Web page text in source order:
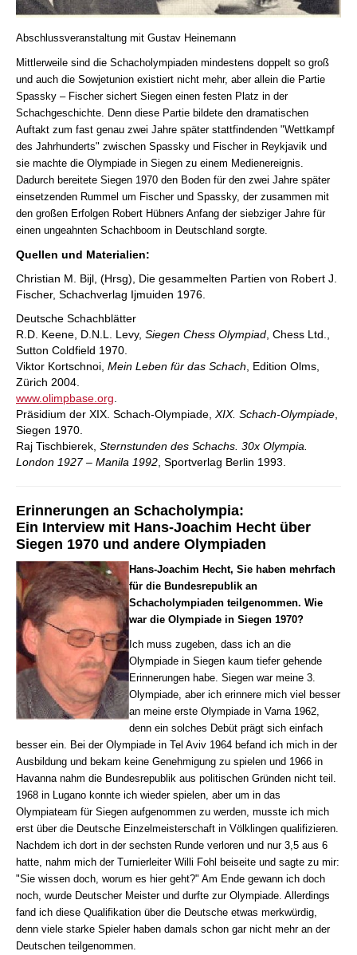
Abschlussveranstaltung mit Gustav Heinemann
Mittlerweile sind die Schacholympiaden mindestens doppelt so groß
und auch die Sowjetunion existiert nicht mehr, aber allein die Partie
Spassky – Fischer sichert Siegen einen festen Platz in der
Schachgeschichte. Denn diese Partie bildete den dramatischen
Auftakt zum fast genau zwei Jahre später stattfindenden "Wettkampf
des Jahrhunderts" zwischen Spassky und Fischer in Reykjavik und
sie machte die Olympiade in Siegen zu einem Medienereignis.
Dadurch bereitete Siegen 1970 den Boden für den zwei Jahre später
einsetzenden Rummel um Fischer und Spassky, der zusammen mit
den großen Erfolgen Robert Hübners Anfang der siebziger Jahre für
einen ungeahnten Schachboom in Deutschland sorgte.
Quellen und Materialien:
Christian M. Bijl, (Hrsg), Die gesammelten Partien von Robert J.
Fischer, Schachverlag Ijmuiden 1976.
Deutsche Schachblätter
R.D. Keene, D.N.L. Levy, Siegen Chess Olympiad , Chess Ltd.,
Sutton Coldfield 1970.
Viktor Kortschnoi, Mein Leben für das Schach , Edition Olms,
Zürich 2004.
www.olimpbase.org
Präsidium der XIX. Schach-Olympiade, XIX. Schach-Olympiade
Siegen 1970.
Raj Tischbierek, Sternstunden des Schachs. 30x Olympia.
London 1927 – Manila 1992 , Sportverlag Berlin 1993.
Erinnerungen an Schacholympia:
Ein Interview mit Hans-Joachim Hecht über
Siegen 1970 und andere Olympiaden
Hans-Joachim Hecht, Sie haben mehrfach
für die Bundesrepublik an
Schacholympiaden teilgenommen. Wie
war die Olympiade in Siegen 1970?
Ich muss zugeben, dass ich an die
Olympiade in Siegen kaum tiefer gehende
Erinnerungen habe. Siegen war meine 3.
Olympiade, aber ich erinnere mich viel besser
an meine erste Olympiade in Varna 1962,
denn ein solches Debüt prägt sich einfach
besser ein. Bei der Olympiade in Tel Aviv 1964 befand ich mich in der
Ausbildung und bekam keine Genehmigung zu spielen und 1966 in
Havanna nahm die Bundesrepublik aus politischen Gründen nicht teil.
1968 in Lugano konnte ich wieder spielen, aber um in das
Olympiateam für Siegen aufgenommen zu werden, musste ich mich
erst über die Deutsche Einzelmeisterschaft in Völklingen qualifizieren.
Nachdem ich dort in der sechsten Runde verloren und nur 3,5 aus 6
hatte, nahm mich der Turnierleiter Willi Fohl beiseite und sagte zu mir:
"Sie wissen doch, worum es hier geht?" Am Ende gewann ich doch
noch, wurde Deutscher Meister und durfte zur Olympiade. Allerdings
fand ich diese Qualifikation über die Deutsche etwas merkwürdig,
denn viele starke Spieler haben damals schon gar nicht mehr an der
Deutschen teilgenommen.